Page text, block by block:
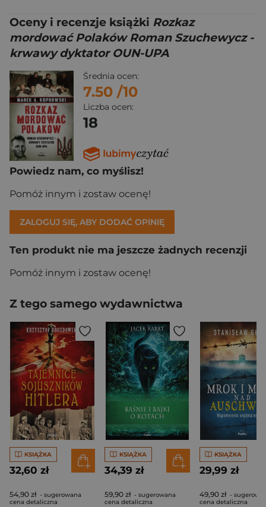
Oceny i recenzje książki Rozkaz
mordować Polaków Roman Szuchewycz -
krwawy dyktator OUN-UPA
Średnia ocen:
7.50 /10
Liczba ocen:
18
Powiedz nam, co myślisz!
Pomóż innym i zostaw ocenę!
ZALOGUJ SIĘ, ABY DODAĆ OPINIĘ
Ten produkt nie ma jeszcze żadnych recenzji
Pomóż innym i zostaw ocenę!
Z tego samego wydawnictwa
KSIĄŻKA
32,60 zł
54,90 zł - sugerowana
cena detaliczna
KSIĄŻKA
34,39 zł
59,90 zł - sugerowana
cena detaliczna
KSIĄŻKA
29,99 zł
49,90 zł -
cena detaliczna